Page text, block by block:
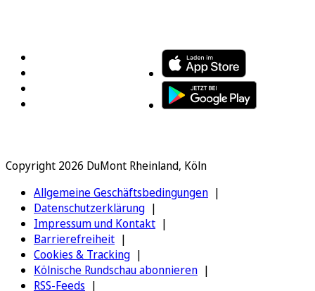
Copyright 2026 DuMont Rheinland, Köln
Allgemeine Geschäftsbedingungen
Datenschutzerklärung
Impressum und Kontakt
Barrierefreiheit
Cookies & Tracking
Kölnische Rundschau abonnieren
RSS-Feeds